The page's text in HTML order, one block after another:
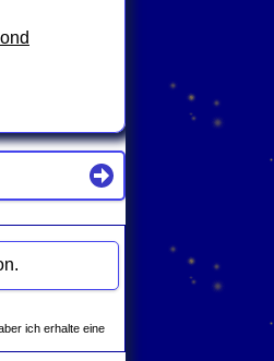
Amazon.
ich erhalte eine